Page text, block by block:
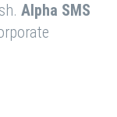
Alpha SMS